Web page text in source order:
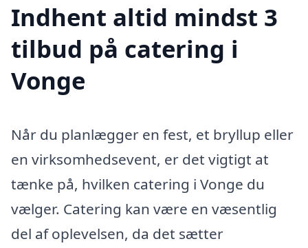
Indhent altid mindst 3
tilbud på catering i
Vonge
Når du planlægger en fest, et bryllup eller
en virksomhedsevent, er det vigtigt at
tænke på, hvilken catering i Vonge du
vælger. Catering kan være en væsentlig
del af oplevelsen, da det sætter